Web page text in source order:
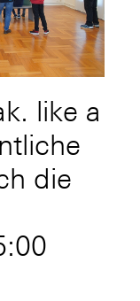
like a
die